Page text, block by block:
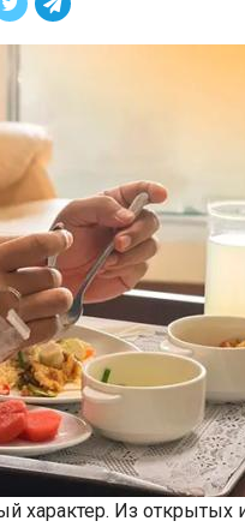
характер. Из открытых